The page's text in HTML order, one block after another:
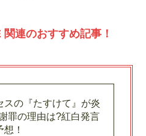
連のおすすめ記事！
スの『たすけて』が炎
謝罪の理由は?紅白発言
想！